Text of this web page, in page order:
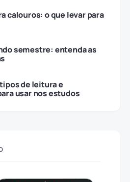
calouros: o que levar para
semestre: entenda as
de leitura e
usar nos estudos